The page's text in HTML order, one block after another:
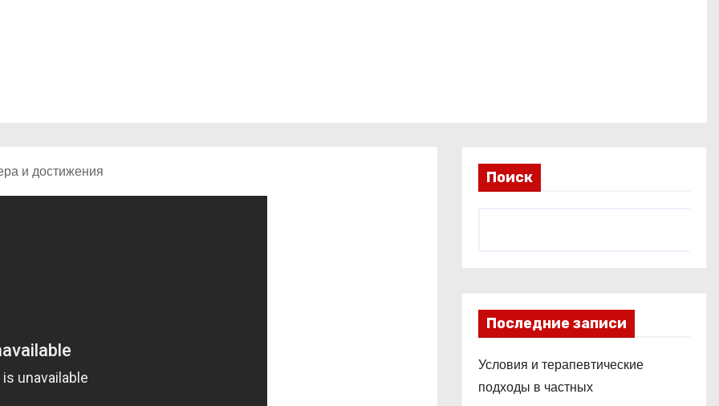
Поиск
Последние записи
Условия и терапевтические
подходы в частных